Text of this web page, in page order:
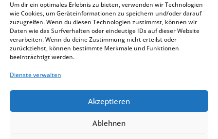
Um dir ein optimales Erlebnis zu bieten, verwenden wir Technologien
wie Cookies, um Geräteinformationen zu speichern und/oder darauf
zuzugreifen. Wenn du diesen Technologien zustimmst, können wir
Daten wie das Surfverhalten oder eindeutige IDs auf dieser Website
verarbeiten. Wenn du deine Zustimmung nicht erteilst oder
zurückziehst, können bestimmte Merkmale und Funktionen
beeinträchtigt werden.
Dienste verwalten
Akzeptieren
Ablehnen
Tel:+43 1 925 77 46
Mail: office@fit4int.at
Startseite
Kontakt
Impressum